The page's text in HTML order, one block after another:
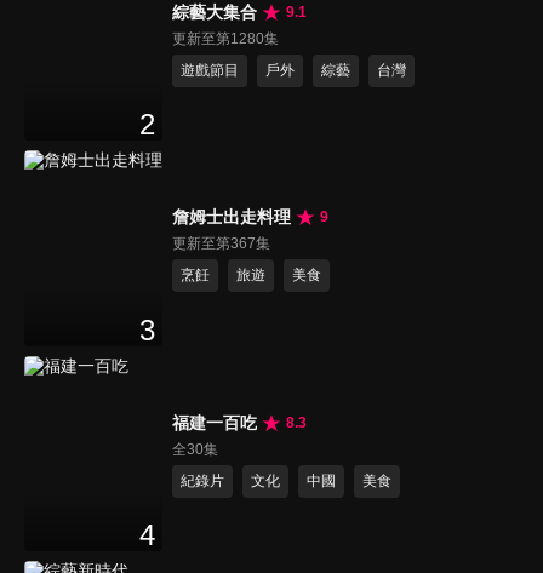
2
綜藝大集合
9.1
更新至第1280集
遊戲節目
戶外 綜藝 台灣
3
詹姆士出走料理
9
更新至第367集
烹飪
旅遊 美食
4
福建一百吃
8.3
全30集
紀錄片
文化 中國 美食